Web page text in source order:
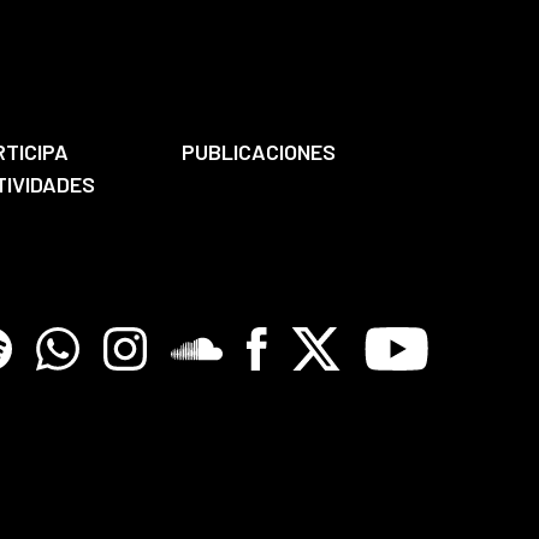
PUBLICACIONES
WhatsappInstagramSoundcloreFacebook
X Youtube